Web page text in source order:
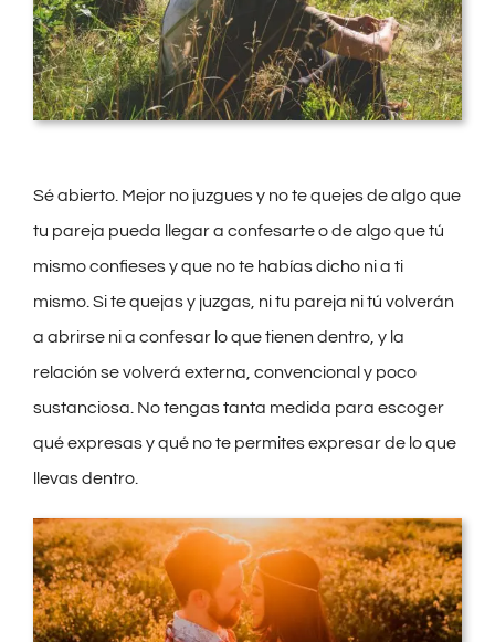
Sé abierto. Mejor no juzgues y no te quejes de algo que
tu pareja pueda llegar a confesarte o de algo que tú
mismo confieses y que no te habías dicho ni a ti
mismo. Si te quejas y juzgas, ni tu pareja ni tú volverán
a abrirse ni a confesar lo que tienen dentro, y la
relación se volverá externa, convencional y poco
sustanciosa. No tengas tanta medida para escoger
qué expresas y qué no te permites expresar de lo que
llevas dentro.